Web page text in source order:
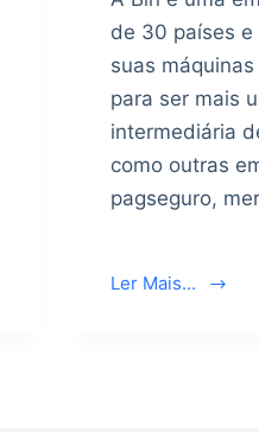
de 30 países e
suas
para ser mais
intermediária
como outras
pagseguro,
Ler Mais...